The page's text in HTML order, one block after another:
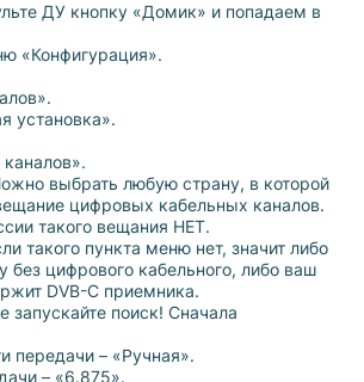
ДУ кнопку «Домик» и попадаем в
«Конфигурация».
установка».
выбрать любую страну, в которой
цифровых кабельных каналов.
такого вещания НЕТ.
такого пункта меню нет, значит либо
без цифрового кабельного, либо ваш
DVB-C приемника.
запускайте поиск! Сначала
передачи – «Ручная».
– «6.875».